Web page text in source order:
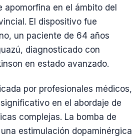
apomorfina en el ámbito del
El dispositivo fue
un paciente de 64 años
diagnosticado con
en estado avanzado.
por profesionales médicos,
en el abordaje de
complejas. La bomba de
estimulación dopaminérgica